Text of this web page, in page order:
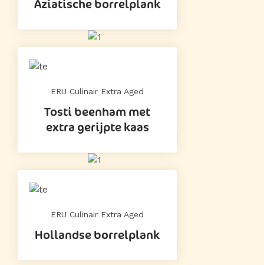
Aziatische borrelplank
ERU Culinair Extra Aged
Tosti beenham met
extra gerijpte kaas
ERU Culinair Extra Aged
Hollandse borrelplank